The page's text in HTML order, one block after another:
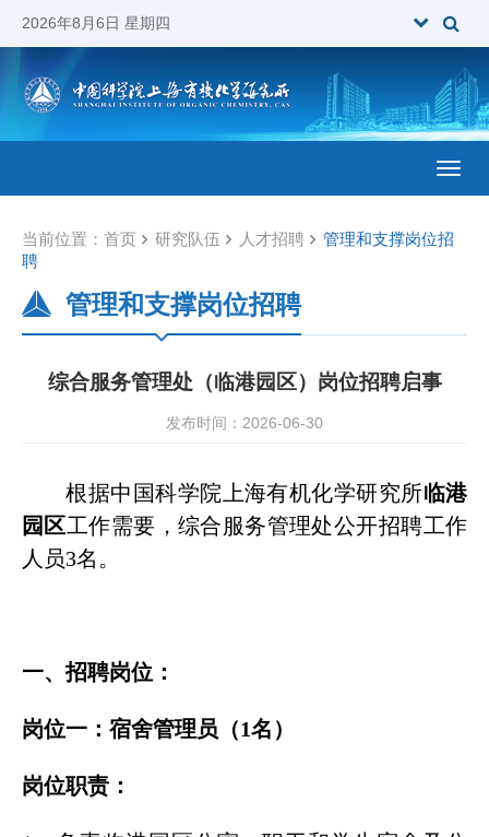
2026年8月6日 星期四
当前位置： 首页 研究队伍 人才招聘
管理和支撑岗位招
聘
管理和支撑岗位招聘
综合服务管理处（临港园区）岗位招聘启事
发布时间：2026-06-30
根据中国科学院上海有机化学研究所临港
园区工作需要，综合服务管理处公开招聘工作
人员3名。
一、招聘岗位：
岗位一：宿舍管理员（1名）
岗位职责：